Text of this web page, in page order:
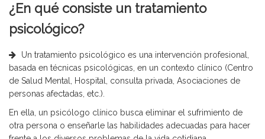
¿En qué consiste un tratamiento
psicológico?
Un tratamiento psicológico es una intervención profesional,
basada en técnicas psicológicas, en un contexto clínico (Centro
de Salud Mental, Hospital, consulta privada, Asociaciones de
personas afectadas, etc.).
En ella, un psicólogo clínico busca eliminar el sufrimiento de
otra persona o enseñarle las habilidades adecuadas para hacer